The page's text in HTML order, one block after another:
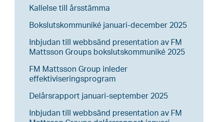
Kallelse till årsstämma
Bokslutskommuniké januari-december 2025
Inbjudan till webbsänd presentation av FM
Mattsson Groups bokslutskommuniké 2025
FM Mattsson Group inleder
effektiviseringsprogram
Delårsrapport januari-september 2025
Inbjudan till webbsänd presentation av FM